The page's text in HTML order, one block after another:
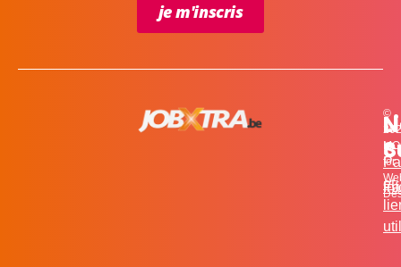
et
©
for
je m'inscris